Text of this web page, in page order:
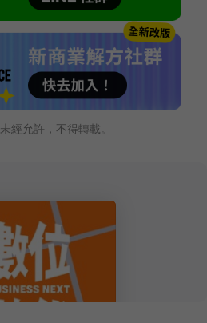
經允許，不得轉載。